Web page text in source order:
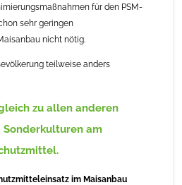
für den PSM-
sehr geringen
nicht nötig.
teilweise anders
zu allen anderen
am
im Maisanbau